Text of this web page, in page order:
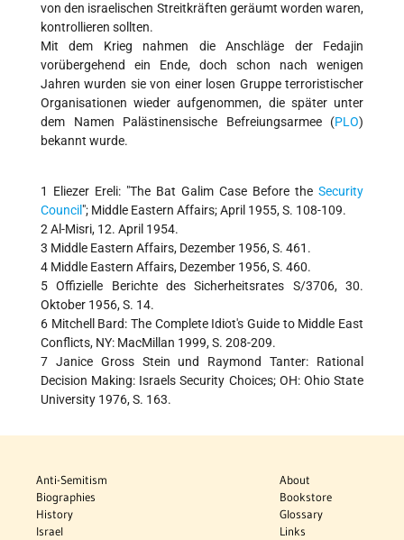
von den israelischen Streitkräften geräumt worden waren,
kontrollieren sollten.
Mit dem Krieg nahmen die Anschläge der Fedajin
vorübergehend ein Ende, doch schon nach wenigen
Jahren wurden sie von einer losen Gruppe terroristischer
Organisationen wieder aufgenommen, die später unter
dem Namen Palästinensische Befreiungsarmee (PLO)
bekannt wurde.
1 Eliezer Ereli: "The Bat Galim Case Before the Security
Council "; Middle Eastern Affairs; April 1955, S. 108-109.
2 Al-Misri, 12. April 1954.
3 Middle Eastern Affairs, Dezember 1956, S. 461.
4 Middle Eastern Affairs, Dezember 1956, S. 460.
5 Offizielle Berichte des Sicherheitsrates S/3706, 30.
Oktober 1956, S. 14.
6 Mitchell Bard: The Complete Idiot's Guide to Middle East
Conflicts, NY: MacMillan 1999, S. 208-209.
7 Janice Gross Stein und Raymond Tanter: Rational
Decision Making: Israels Security Choices; OH: Ohio State
University 1976, S. 163.
Anti-Semitism
Biographies
History
Israel
About
Bookstore
Glossary
Links